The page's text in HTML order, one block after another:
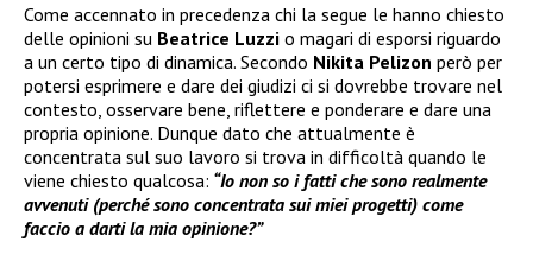
Come accennato in precedenza chi la segue le hanno chiesto
delle opinioni su Beatrice Luzzi o magari di esporsi riguardo
a un certo tipo di dinamica. Secondo Nikita Pelizon però per
potersi esprimere e dare dei giudizi ci si dovrebbe trovare nel
contesto, osservare bene, riflettere e ponderare e dare una
propria opinione. Dunque dato che attualmente è
concentrata sul suo lavoro si trova in difficoltà quando le
viene chiesto qualcosa: “Io non so i fatti che sono realmente
avvenuti (perché sono concentrata sui miei progetti) come
faccio a darti la mia opinione?”